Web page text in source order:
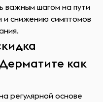
важным шагом на пути
и снижению симптомов
как
регулярной основе